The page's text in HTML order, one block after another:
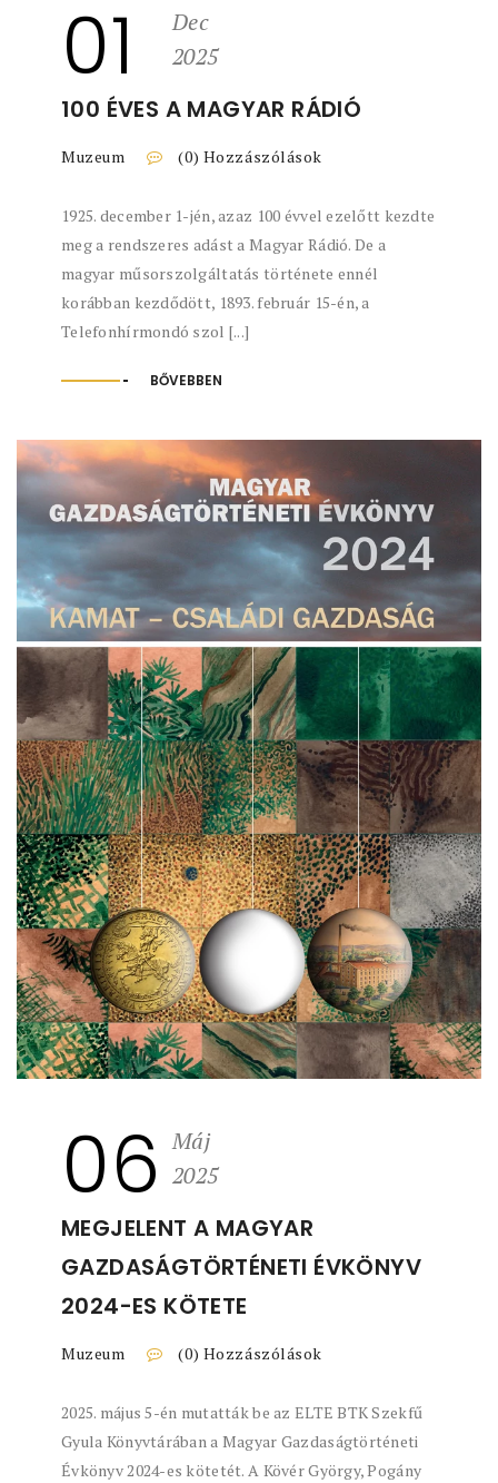
01
Dec
2025
100 ÉVES A MAGYAR RÁDIÓ
Muzeum (0) Hozzászólások
1925. december 1-jén, azaz 100 évvel ezelőtt kezdte
meg a rendszeres adást a Magyar Rádió. De a
magyar műsorszolgáltatás története ennél
korábban kezdődött, 1893. február 15-én, a
Telefonhírmondó szol [...]
BŐVEBBEN
06 Máj
2025
MEGJELENT A MAGYAR
GAZDASÁGTÖRTÉNETI ÉVKÖNYV
2024-ES KÖTETE
Muzeum (0) Hozzászólások
2025. május 5-én mutatták be az ELTE BTK Szekfű
Gyula Könyvtárában a Magyar Gazdaságtörténeti
Évkönyv 2024-es kötetét. A Kövér György, Pogány